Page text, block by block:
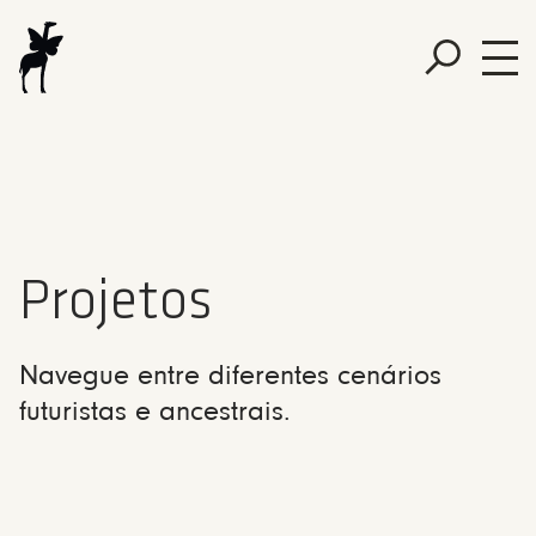
Projetos
Navegue entre diferentes cenários
futuristas e ancestrais.